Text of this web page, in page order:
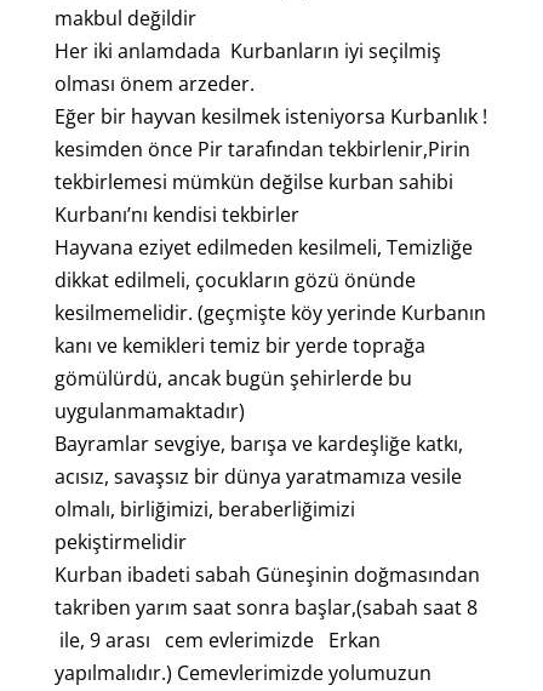
makbul değildir
Her iki anlamdada Kurbanların iyi seçilmiş
olması önem arzeder.
Eğer bir hayvan kesilmek isteniyorsa Kurbanlık !
kesimden önce Pir tarafından tekbirlenir,Pirin
tekbirlemesi mümkün değilse kurban sahibi
Kurbanı’nı kendisi tekbirler
Hayvana eziyet edilmeden kesilmeli, Temizliğe
dikkat edilmeli, çocukların gözü önünde
kesilmemelidir. (geçmişte köy yerinde Kurbanın
kanı ve kemikleri temiz bir yerde toprağa
gömülürdü, ancak bugün şehirlerde bu
uygulanmamaktadır)
Bayramlar sevgiye, barışa ve kardeşliğe katkı,
acısız, savaşsız bir dünya yaratmamıza vesile
olmalı, birliğimizi, beraberliğimizi
pekiştirmelidir
Kurban ibadeti sabah Güneşinin doğmasından
takriben yarım saat sonra başlar,(sabah saat 8
ile, 9 arası cem evlerimizde Erkan
yapılmalıdır.) Cemevlerimizde yolumuzun